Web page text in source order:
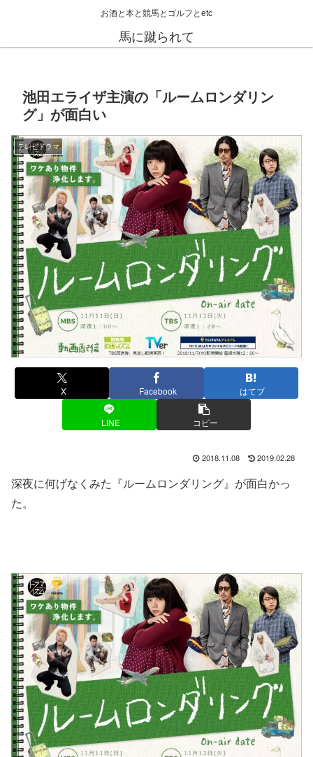
お酒と本と競馬とゴルフとetc
馬に蹴られて
池田エライザ主演の「ルームロンダリン
グ」が面白い
テレビドラマ
X Facebook はてブ
LINE コピー
2018.11.08 2019.02.28
深夜に何げなくみた『ルームロンダリング』が面白かっ
た。